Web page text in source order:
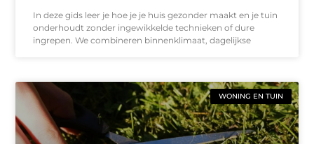
In deze gids leer je hoe je je huis gezonder maakt en je tuin
onderhoudt zonder ingewikkelde technieken of dure
ingrepen. We combineren binnenklimaat, dagelijkse
WONING EN TUIN